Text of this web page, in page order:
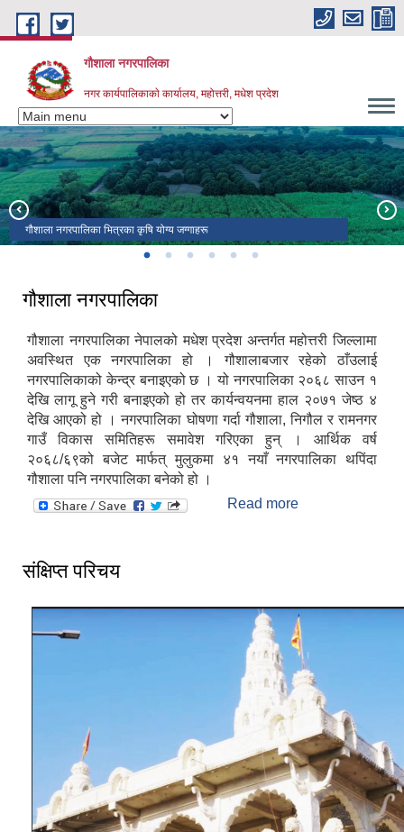
Skip to main content
गौशाला नगरपालिका
नगर कार्यपालिकाकाे कार्यालय, महोत्तरी, मधेश प्रदेश
गौशाला नगरपालिका भित्रका कृषि योग्य जग्गाहरू
गौशाला नगरपालिकाको केन्द्र गौशाला बजार र वडागत वर्गीकरण
व्यवस्थित निगौल गाई गौशालाको एक तस्वीर
गौशाला नगरपालिका भित्र पर्ने नेपालकै सबभन्दा ठुलो एभरेस्ट चिनीमिल
गौशाला नगरपालिका भित्र पर्ने सम्सी - गौशाला सडकखण्डको एक तस्वीर
गौशाला नगरपालिकाको प्रशासकीय भवन
गौशाला नगरपालिका
गौशाला नगरपालिका नेपालको मधेश प्रदेश अन्तर्गत महोत्तरी जिल्लामा
अवस्थित एक नगरपालिका हो । गौशालाबजार रहेको ठाँउलाई
नगरपालिकाको केन्द्र बनाइएको छ । यो नगरपालिका २०६८ साउन १
देखि लागू हुने गरी बनाइएको हो तर कार्यन्वयनमा हाल २०७१ जेष्ठ ४
देखि आएको हो । नगरपालिका घोषणा गर्दा गौशाला, निगौल र रामनगर
गाउँ विकास समितिहरू समावेश गरिएका हुन् । आर्थिक वर्ष
२०६८/६९को बजेट मार्फत् मुलुकमा ४१ नयाँ नगरपालिका थपिंदा
गौशाला पनि नगरपालिका बनेको हो ।
Read more
संक्षिप्त परिचय